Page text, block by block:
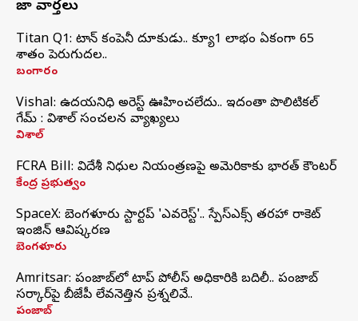
తాజా వార్తలు
Titan Q1: టైటాన్ కంపెనీ దూకుడు.. క్యూ1 లాభం ఏకంగా 65
శాతం పెరుగుదల..
బంగారం
Vishal: ఉదయనిధి అరెస్ట్‌ ఊహించలేదు.. ఇదంతా పొలిటికల్
గేమ్ : విశాల్ సంచలన వ్యాఖ్యలు
విశాల్
FCRA Bill: విదేశీ నిధుల నియంత్రణపై అమెరికాకు భారత్‌ కౌంటర్
కేంద్ర ప్రభుత్వం
SpaceX: బెంగళూరు స్టార్టప్‌ 'ఎవరెస్ట్'.. స్పేస్‌ఎక్స్ తరహా రాకెట్‌
ఇంజిన్‌ ఆవిష్కరణ
బెంగళూరు
Amritsar: పంజాబ్‌లో టాప్ పోలీస్ అధికారికి బదిలీ.. పంజాబ్
సర్కార్‌పై బీజేపీ లేవనెత్తిన ప్రశ్నలివే..
పంజాబ్